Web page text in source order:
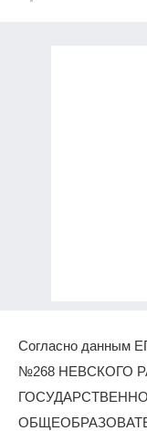
Согласно данным
№268 НЕВСКОГО